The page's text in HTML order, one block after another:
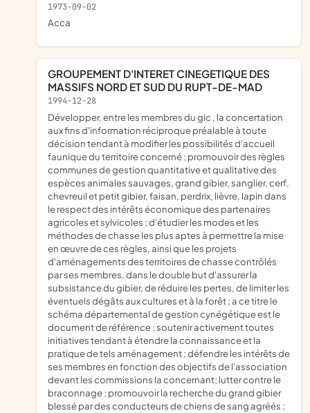
1973-09-02
acca
GROUPEMENT D'INTERET CINEGETIQUE DES
MASSIFS NORD ET SUD DU RUPT-DE-MAD
1994-12-28
développer, entre les membres du gic , la concertation
aux fins d'information réciproque préalable à toute
décision tendant à modifier les possibilités d'accueil
faunique du territoire concerné ; promouvoir des règles
communes de gestion quantitative et qualitative des
espèces animales sauvages, grand gibier, sanglier, cerf,
chevreuil et petit gibier, faisan, perdrix, lièvre, lapin dans
le respect des intérêts économique des partenaires
agricoles et sylvicoles ; d'étudier les modes et les
méthodes de chasse les plus aptes à permettre la mise
en œuvre de ces règles, ainsi que les projets
d'aménagements des territoires de chasse contrôlés
par ses membres, dans le double but d'assurer la
subsistance du gibier, de réduire les pertes, de limiter les
éventuels dégâts aux cultures et à la forêt ; a ce titre le
schéma départemental de gestion cynégétique est le
document de référence ; soutenir activement toutes
initiatives tendant à étendre la connaissance et la
pratique de tels aménagement ; défendre les intérêts de
ses membres en fonction des objectifs de l'association
devant les commissions la concernant; lutter contre le
braconnage ; promouvoir la recherche du grand gibier
blessé par des conducteurs de chiens de sang agréés ;